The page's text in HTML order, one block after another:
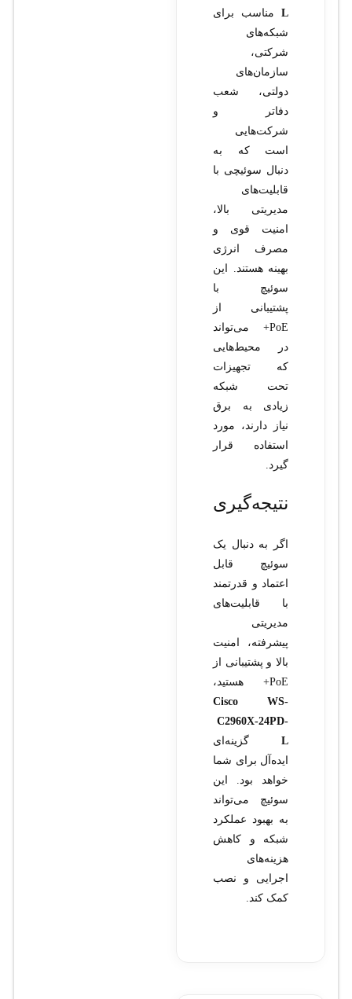
Lمناسب برای
شبکه‌های
شرکتی،
سازمان‌های
دولتی، شعب
دفاتر و
شرکت‌هایی
است که به
دنبال سوئیچی با
قابلیت‌های
مدیریتی بالا،
امنیت قوی و
مصرف انرژی
بهینه هستند. این
سوئیچ با
پشتیبانی از
PoE+ می‌تواند
در محیط‌هایی
که تجهیزات
تحت شبکه
زیادی به برق
نیاز دارند، مورد
استفاده قرار
گیرد.
نتیجه‌گیری
اگر به دنبال یک
سوئیچ قابل
اعتماد و قدرتمند
با قابلیت‌های
مدیریتی
پیشرفته، امنیت
بالا و پشتیبانی از
PoE+ هستید،
Cisco WS-
C2960X-24PD-
Lگزینه‌ای
ایده‌آل برای شما
خواهد بود. این
سوئیچ می‌تواند
به بهبود عملکرد
شبکه و کاهش
هزینه‌های
اجرایی و نصب
کمک کند.